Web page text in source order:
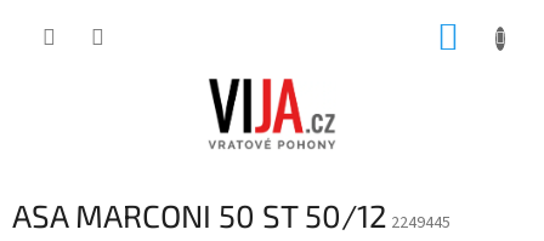
ASA MARCONI 50 ST 50/12 2249445